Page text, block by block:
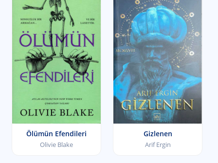
Ölümün Efendileri
Olivie Blake
Gizlenen
Arif Ergin